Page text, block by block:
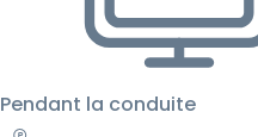
Pendant la conduite